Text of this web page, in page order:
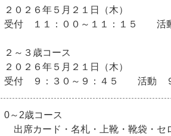
２０２６年５月２１日（木）
受付 １１：００～１１：１５ 活
２～３歳コース
２０２６年５月２１日（木）
受付 ９：３０～９：４５ 活動 ９
0～2歳コース
出席カード・名札・上靴・靴袋・セ